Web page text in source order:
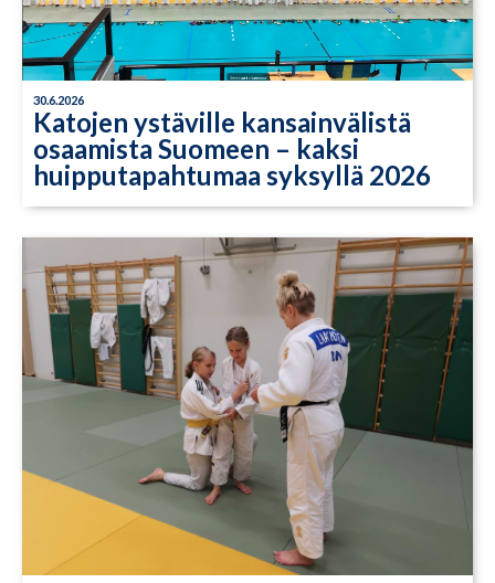
30.6.2026
Katojen ystäville kansainvälistä
osaamista Suomeen – kaksi
huipputapahtumaa syksyllä 2026